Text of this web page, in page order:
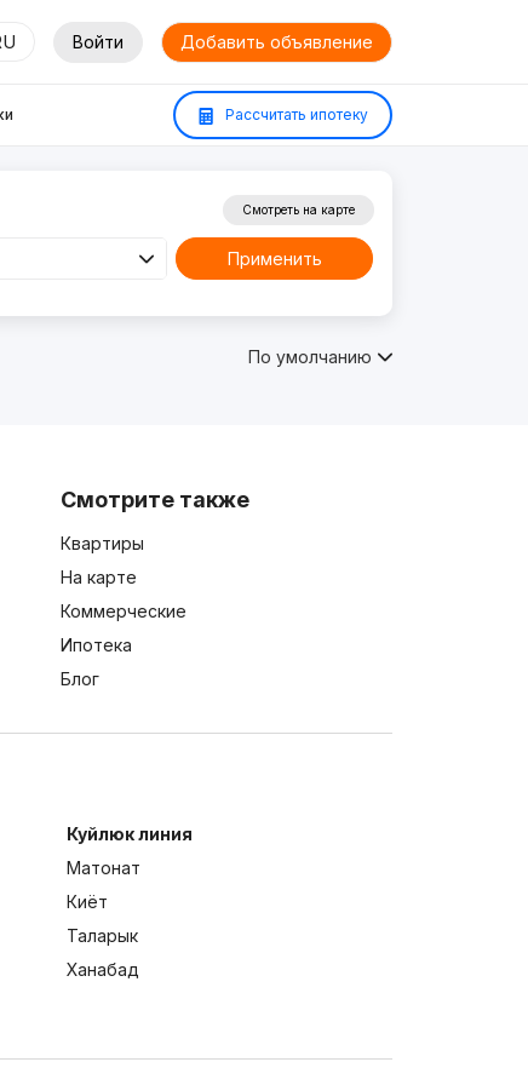
Войти Добавить объявление
Рассчитать ипотеку
Смотреть на карте
Применить
По умолчанию
Смотрите также
Квартиры
На карте
Коммерческие
Ипотека
Блог
Куйлюк линия
Матонат
Киёт
Таларык
Ханабад